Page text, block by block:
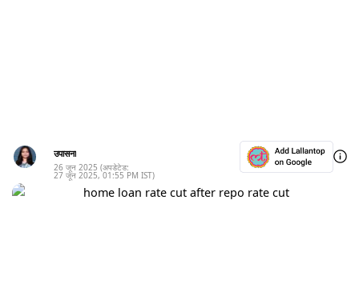
उपासना
26 जून 2025 (अपडेटेड:
27 जून 2025, 01:55 PM IST)